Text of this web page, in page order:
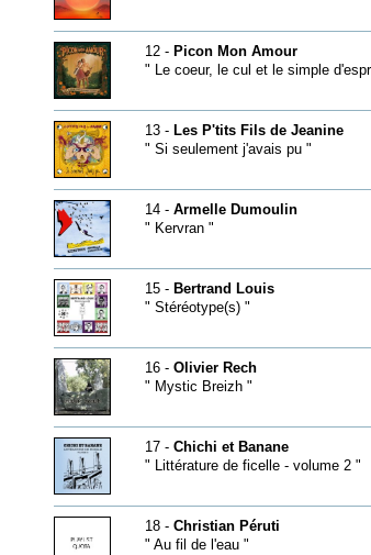
12 - Picon Mon Amour
" Le coeur, le cul et le simple
13 - Les P'tits Fils de Jeanine
" Si seulement j'avais pu "
14 - Armelle Dumoulin
" Kervran "
15 - Bertrand Louis
" Stéréotype(s) "
16 - Olivier Rech
" Mystic Breizh "
17 - Chichi et Banane
" Littérature de ficelle - volume 2 "
18 - Christian Péruti
" Au fil de l'eau "